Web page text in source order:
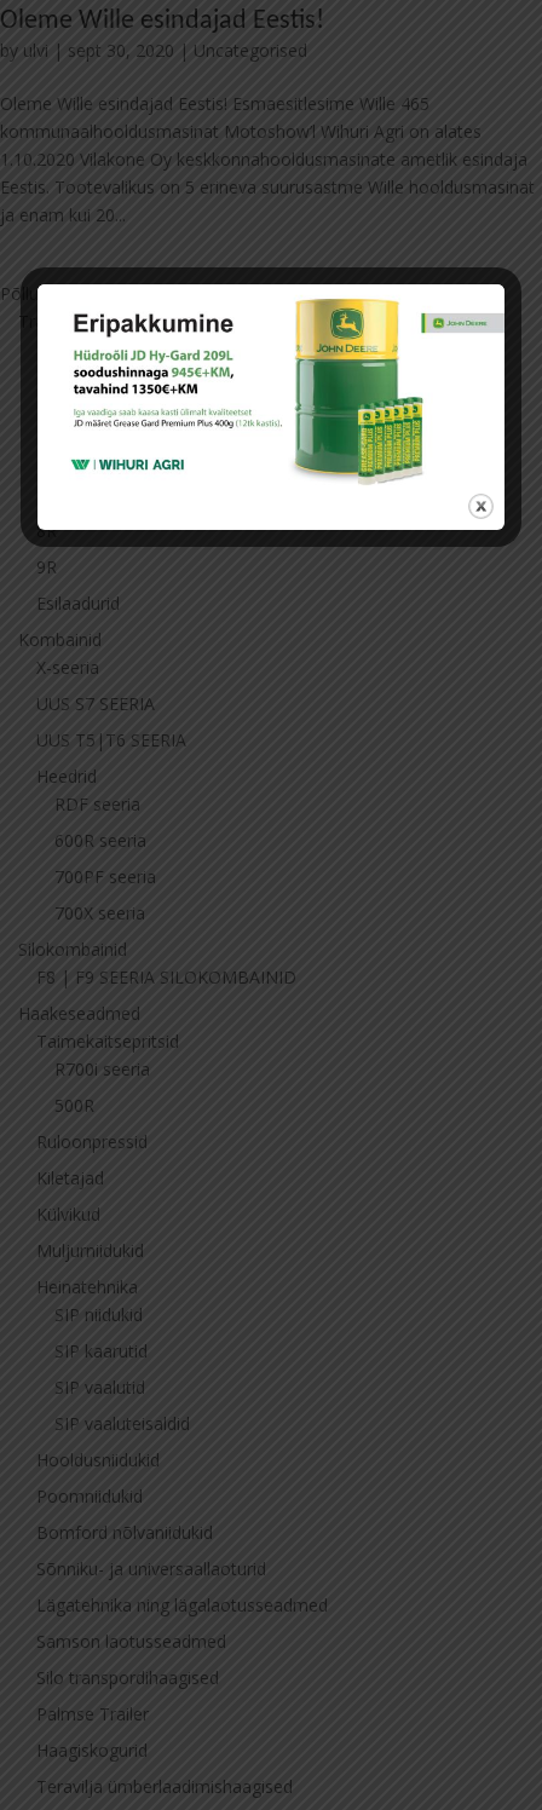
Oleme Wille esindajad Eestis!
by ulvi | sept 30, 2020 | Uncategorised
Oleme Wille esindajad Eestis! Esmaesitlesime Wille 465
kommunaalhooldusmasinat Motoshow’l Wihuri Agri on alates
1.10.2020 Vilakone Oy keskkonnahooldusmasinate ametlik esindaja
Eestis. Tootevalikus on 5 erineva suurusastme Wille hooldusmasinat
ja enam kui 20...
Põllumajandustehnika
Traktorid
8R
9R
Esilaadurid
Kombainid
X-seeria
UUS S7 SEERIA
UUS T5|T6 SEERIA
Heedrid
RDF seeria
600R seeria
700PF seeria
700X seeria
Silokombainid
F8 | F9 SEERIA SILOKOMBAINID
Haakeseadmed
Taimekaitsepritsid
R700i seeria
500R
Ruloonpressid
Kiletajad
Külvikud
Muljurniidukid
Heinatehnika
SIP niidukid
SIP kaarutid
SIP vaalutid
SIP vaaluteisaldid
Hooldusniidukid
Poomniidukid
Bomford nõlvaniidukid
Sõnniku- ja universaallaoturid
Lägatehnika ning lägalaotusseadmed
Samson laotusseadmed
Silo transpordihaagised
Palmse Trailer
Haagiskogurid
Teravilja ümberlaadimishaagised